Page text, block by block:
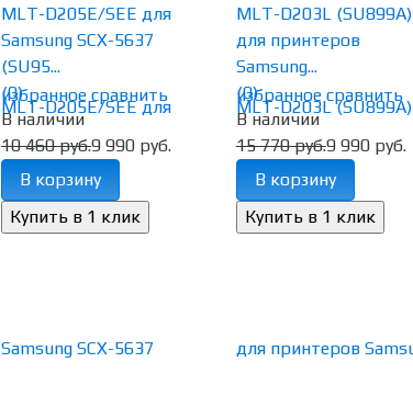
избранное сравнить
MLT-D205E/SEE для
Samsung SCX-5637
(SU95...
(0)
В наличии
10 460 руб.9 990 руб.
В корзину
избранное сравнить
MLT-D203L (SU899A)
для принтеров
Samsung...
(0)
В наличии
15 770 руб.9 990 руб.
В корзину